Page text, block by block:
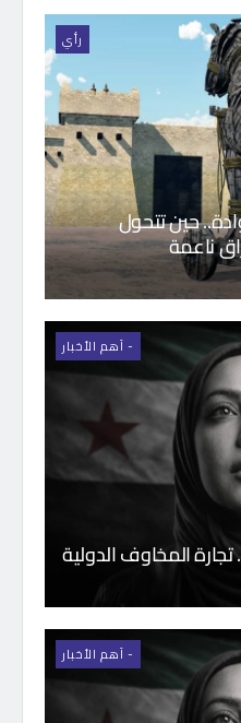
رأي
حين تتحول
ناعمة
- اَهم الأخبار
المخاوف الدولية
- اَهم الأخبار